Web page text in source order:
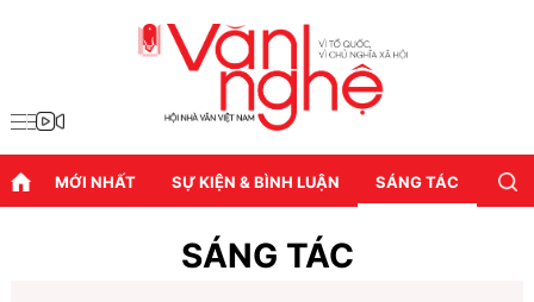
MỚI NHẤT SỰ KIỆN & BÌNH LUẬN SÁNG TÁC
SÁNG TÁC